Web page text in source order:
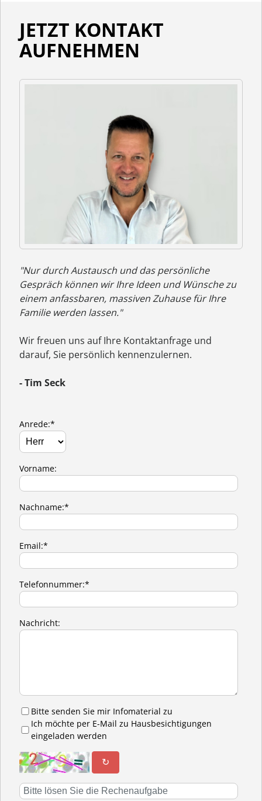
JETZT KONTAKT
AUFNEHMEN
"Nur durch Austausch und das persönliche
Gespräch können wir Ihre Ideen und Wünsche zu
einem anfassbaren, massiven Zuhause für Ihre
Familie werden lassen."
Wir freuen uns auf Ihre Kontaktanfrage und
darauf, Sie persönlich kennenzulernen.
- Tim Seck
Anrede:*
Vorname:
Nachname:*
Email:*
Telefonnummer:*
Nachricht:
Bitte senden Sie mir Infomaterial zu
Ich möchte per E-Mail zu Hausbesichtigungen
eingeladen werden
↻